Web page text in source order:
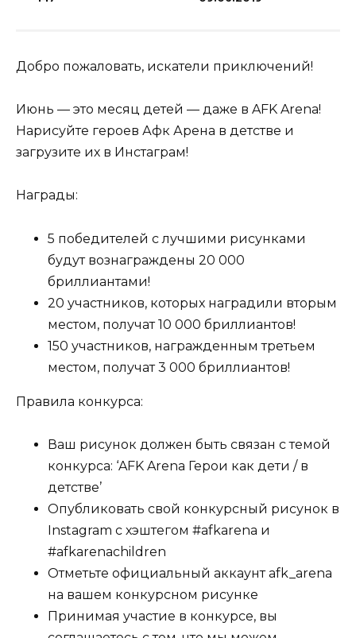
Добро пожаловать, искатели приключений!
Июнь — это месяц детей — даже в AFK Arena!
Нарисуйте героев Афк Арена в детстве и
загрузите их в Инстаграм!
Награды:
5 победителей с лучшими рисунками
будут вознаграждены 20 000
бриллиантами!
20 участников, которых наградили вторым
местом, получат 10 000 бриллиантов!
150 участников, награжденным третьем
местом, получат 3 000 бриллиантов!
Правила конкурса:
Ваш рисунок должен быть связан с темой
конкурса: ‘AFK Arena Герои как дети / в
детстве’
Опубликовать свой конкурсный рисунок в
Instagram с хэштегом #afkarena и
#afkarenachildren
Отметьте официальный аккаунт afk_arena
на вашем конкурсном рисунке
Принимая участие в конкурсе, вы